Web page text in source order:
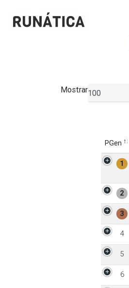
Mostrar
PGen
PGen
1
2
3
4
5
6